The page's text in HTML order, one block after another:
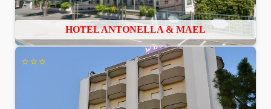
HOTEL ANTONELLA & MAEL
⭐⭐⭐